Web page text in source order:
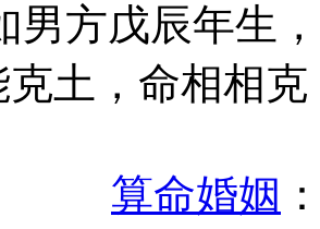
男方戊辰年生
土，命相相
算命婚姻